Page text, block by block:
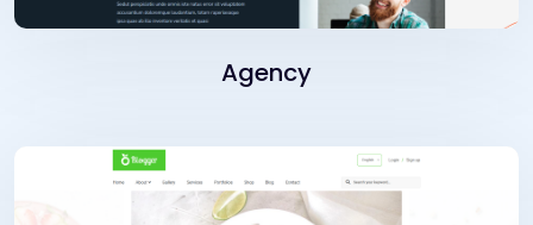
Agency